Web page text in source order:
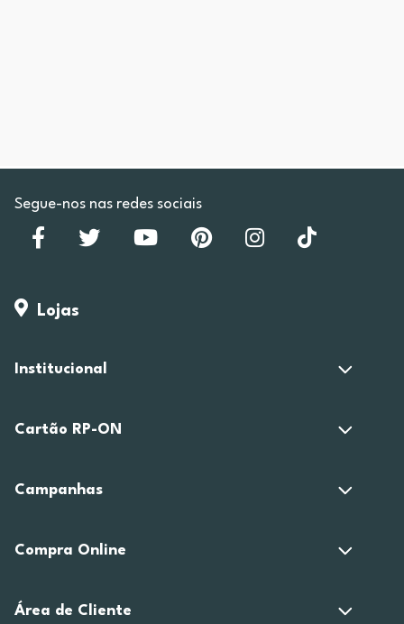
Segue-nos nas redes sociais
Lojas
Institucional
Cartão RP-ON
Campanhas
Compra Online
Área de Cliente